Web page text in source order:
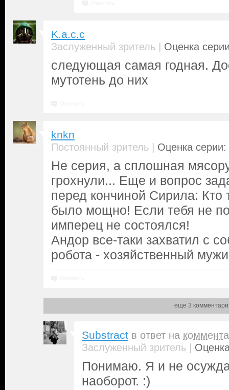
K.a.c.c
Заслуженный зритель | Оценка
следующая самая годная.
мутотень до них
knkn
Постоянный зритель | Оценка серии:
Не серия, а сплошная
грохнули... Еще и вопрос
перед кончиной Сирила: Кто
было мощно! Если тебя не
имперец не состоялся!
Андор все-таки захватил с
робота - хозяйственный
еще 3
Substract в ответ на
Заслуженный зритель |
Понимаю. Я и не
наоборот. :)